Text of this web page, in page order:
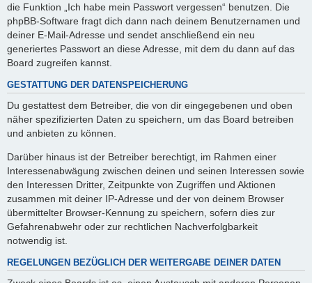
die Funktion „Ich habe mein Passwort vergessen“ benutzen. Die
phpBB-Software fragt dich dann nach deinem Benutzernamen und
deiner E-Mail-Adresse und sendet anschließend ein neu
generiertes Passwort an diese Adresse, mit dem du dann auf das
Board zugreifen kannst.
GESTATTUNG DER DATENSPEICHERUNG
Du gestattest dem Betreiber, die von dir eingegebenen und oben
näher spezifizierten Daten zu speichern, um das Board betreiben
und anbieten zu können.
Darüber hinaus ist der Betreiber berechtigt, im Rahmen einer
Interessenabwägung zwischen deinen und seinen Interessen sowie
den Interessen Dritter, Zeitpunkte von Zugriffen und Aktionen
zusammen mit deiner IP-Adresse und der von deinem Browser
übermittelter Browser-Kennung zu speichern, sofern dies zur
Gefahrenabwehr oder zur rechtlichen Nachverfolgbarkeit
notwendig ist.
REGELUNGEN BEZÜGLICH DER WEITERGABE DEINER DATEN